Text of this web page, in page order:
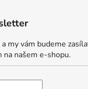
my vám budeme
na našem e-shopu.